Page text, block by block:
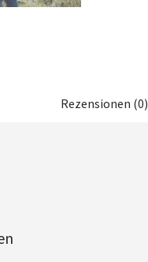
Rezensionen (0)